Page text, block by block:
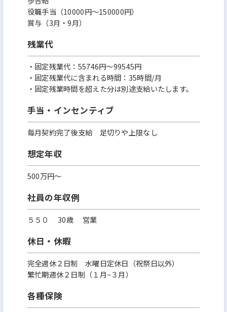
役職手当（10000円～150000円）
賞与（3月・9月）
残業代
・固定残業代：55746円～99545円
・固定残業代に含まれる時間：35時間/月
・固定残業時間を超えた分は別途支給いたします。
手当・インセンティブ
毎月契約完了後支給 足切りや上限なし
想定年収
500万円〜
社員の年収例
５５０ 30歳 営業
休日・休暇
完全週休２日制 水曜日定休日（祝祭日以外）
繁忙期週休２日制（１月~３月）
各種保険